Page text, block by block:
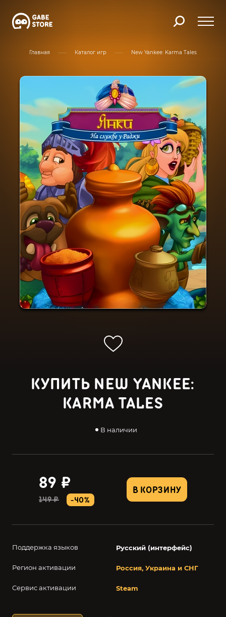
Главная Каталог игр New Yankee: Karma Tales
КУПИТЬ NEW YANKEE:
KARMA TALES
В наличии
В КОРЗИНУ
89 ₽
149 ₽ -40%
Поддержка языков Русский (интерфейс)
Регион активации Россия, Украина и СНГ
Сервис активации Steam